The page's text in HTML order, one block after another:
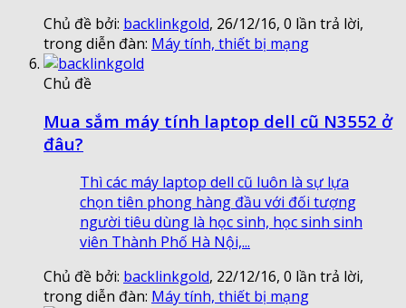
Chủ đề bởi: backlinkgold, 26/12/16, 0 lần trả lời,
trong diễn đàn: Máy tính, thiết bị mạng
Chủ đề
Mua sắm máy tính laptop dell cũ N3552 ở
đâu?
Thì các máy laptop dell cũ luôn là sự lựa
chọn tiên phong hàng đầu với đối tượng
người tiêu dùng là học sinh, học sinh sinh
viên Thành Phố Hà Nội,...
Chủ đề bởi: backlinkgold, 22/12/16, 0 lần trả lời,
trong diễn đàn: Máy tính, thiết bị mạng